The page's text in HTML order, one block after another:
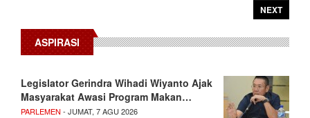
NEXT
ASPIRASI
Legislator Gerindra Wihadi Wiyanto Ajak
Masyarakat Awasi Program Makan…
PARLEMEN - JUMAT, 7 AGU 2026